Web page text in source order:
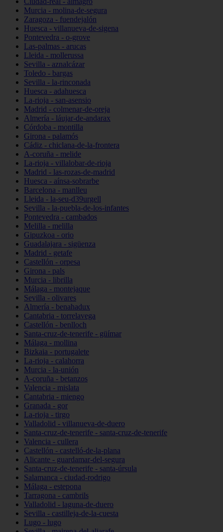
Murcia - molina-de-segura
Zaragoza - fuendejalón
Huesca - villanueva-de-sigena
Pontevedra - o-grove
Las-palmas - arucas
Lleida - mollerussa
Sevilla - aznalcázar
Toledo - bargas
Sevilla - la-rinconada
Huesca - adahuesca
La-rioja - san-asensio
Madrid - colmenar-de-oreja
Almería - láujar-de-andarax
Córdoba - montilla
Girona - palamós
Cádiz - chiclana-de-la-frontera
A-coruña - melide
La-rioja - villalobar-de-rioja
Madrid - las-rozas-de-madrid
Huesca - aínsa-sobrarbe
Barcelona - manlleu
Lleida - la-seu-d39urgell
Sevilla - la-puebla-de-los-infantes
Pontevedra - cambados
Melilla - melilla
Gipuzkoa - orio
Guadalajara - sigüenza
Madrid - getafe
Castellón - orpesa
Girona - pals
Murcia - librilla
Málaga - montejaque
Sevilla - olivares
Almería - benahadux
Cantabria - torrelavega
Castellón - benlloch
Santa-cruz-de-tenerife - güímar
Málaga - mollina
Bizkaia - portugalete
La-rioja - calahorra
Murcia - la-unión
A-coruña - betanzos
Valencia - mislata
Cantabria - miengo
Granada - gor
La-rioja - tirgo
Valladolid - villanueva-de-duero
Santa-cruz-de-tenerife - santa-cruz-de-tenerife
Valencia - cullera
Castellón - castelló-de-la-plana
Alicante - guardamar-del-segura
Santa-cruz-de-tenerife - santa-úrsula
Salamanca - ciudad-rodrigo
Málaga - estepona
Tarragona - cambrils
Valladolid - laguna-de-duero
Sevilla - castilleja-de-la-cuesta
Lugo - lugo